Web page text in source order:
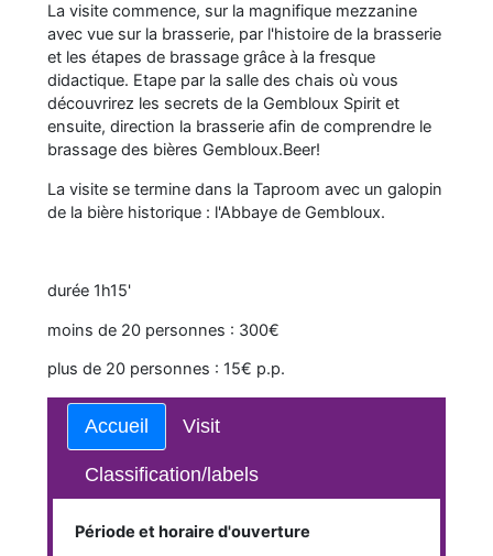
La visite commence, sur la magnifique mezzanine
avec vue sur la brasserie, par l'histoire de la brasserie
et les étapes de brassage grâce à la fresque
didactique. Etape par la salle des chais où vous
découvrirez les secrets de la Gembloux Spirit et
ensuite, direction la brasserie afin de comprendre le
brassage des bières Gembloux.Beer!
La visite se termine dans la Taproom avec un galopin
de la bière historique : l'Abbaye de Gembloux.
durée 1h15'
moins de 20 personnes : 300€
plus de 20 personnes : 15€ p.p.
Accueil Visit
Classification/labels
Période et horaire d'ouverture